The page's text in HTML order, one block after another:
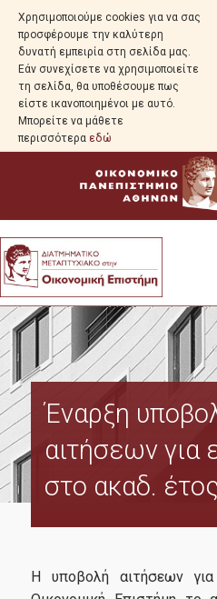
Χρησιμοποιούμε cookies για να σας
προσφέρουμε την καλύτερη
δυνατή εμπειρία στη σελίδα μας.
Εάν συνεχίσετε να χρησιμοποιείτε
τη σελίδα, θα υποθέσουμε πως
είστε ικανοποιημένοι με αυτό.
Μπορείτε να μάθετε
περισσότερα εδώ
Το
Πρόγραμμα
Οδηγός
Έναρξη
αιτήσεων για
στο ακαδ.
Η υποβολή αιτήσεων